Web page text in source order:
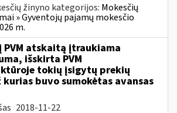
žinyno kategorijos: Mokesčių
» Gyventojų pajamų mokesčio
m.
į PVM atskaitą įtraukiama
išskirta PVM
tokių įsigytų prekių
buvo sumokėtas avansas
2018-11-22